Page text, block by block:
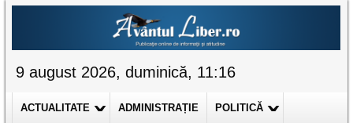
9 august 2026, duminică, 11:16
ACTUALITATE ADMINISTRAȚIE POLITICĂ